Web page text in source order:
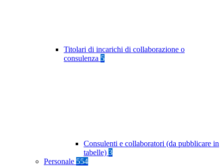
Titolari di incarichi di collaborazione o
consulenza 5
Consulenti e collaboratori (da pubblicare in
tabelle) 3
Personale 554